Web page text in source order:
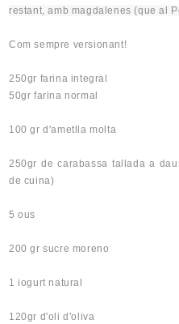
restant, amb magdalenes (que al
Com sempre versionant!
250gr farina integral
50gr farina normal
100 gr d'ametlla molta
250gr de carabassa tallada a
de cuina)
5 ous
200 gr sucre moreno
1 iogurt natural
120gr d'oli d'oliva